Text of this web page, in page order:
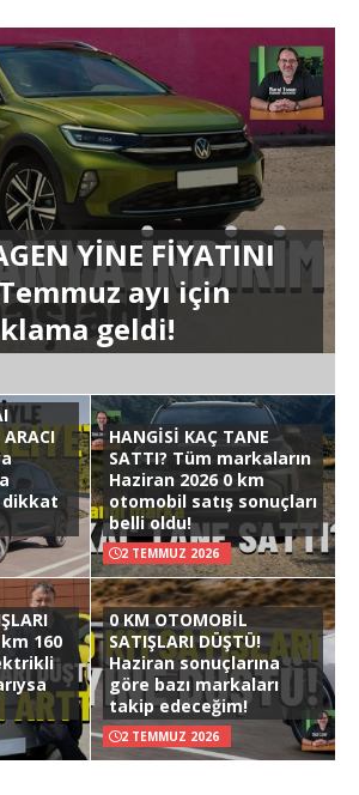
YİNE FİYATINI
ayı için
geldi!
dikkat
HANGİSİ KAÇ TANE
SATTI? Tüm markaların
Haziran 2026 0 km
otomobil satış sonuçları
belli oldu!
2 TEMMUZ 2026
160
0 KM OTOMOBİL
SATIŞLARI DÜŞTÜ!
Haziran sonuçlarına
göre bazı markaları
takip edeceğim!
2 TEMMUZ 2026